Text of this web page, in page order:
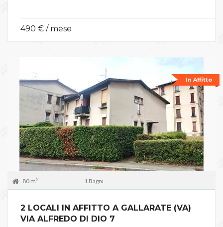
490 € / mese
In Affitto
80 m2 1 Bagni
2 LOCALI IN AFFITTO A GALLARATE (VA)
VIA ALFREDO DI DIO 7